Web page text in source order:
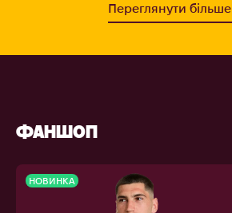
Переглянути більше
ФАНШОП
НОВИНКА